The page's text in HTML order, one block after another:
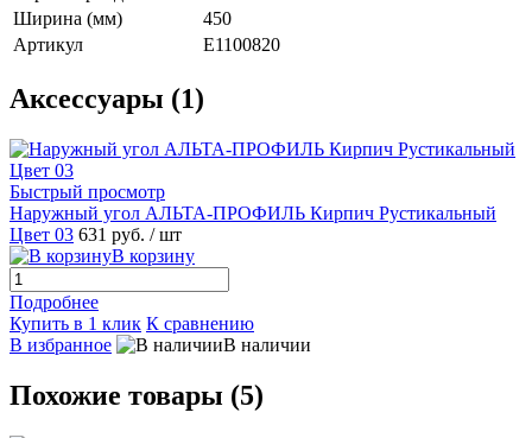
Ширина (мм)
450
Артикул
E1100820
Аксессуары (1)
Быстрый просмотр
Наружный угол АЛЬТА-ПРОФИЛЬ Кирпич Рустикальный
Цвет 03 631 руб. / шт
В корзину
Подробнее
Купить в 1 клик К сравнению
В избранное
В наличии
Похожие товары (5)